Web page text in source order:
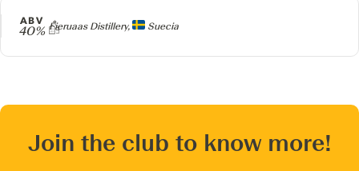
Producer
Fieruaas Distillery, Suecia
ABV
40%
Join the club to know more!